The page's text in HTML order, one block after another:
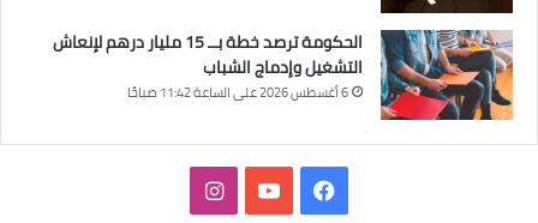
الحكومة ترصد خطة بــ 15 مليار درهم لإنعاش
التشغيل وإدماج الشباب
6 أغسطس 2026 على الساعة 11:42 صباحًا
فيسبوك‫YouTubeانستقرام